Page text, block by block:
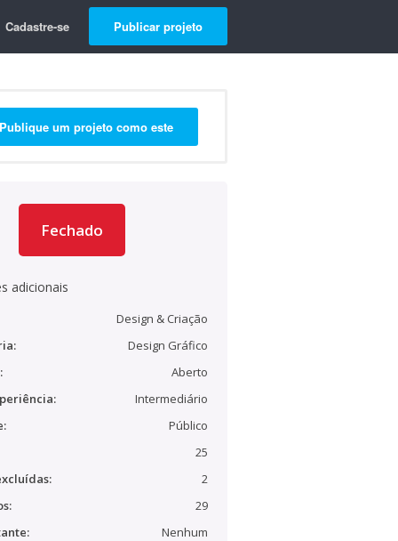
Cadastre-se Publicar projeto
Publique um projeto como este
Fechado
adicionais
Design & Criação
Design Gráfico
Aberto
Intermediário
Público
25
2
29
Nenhum